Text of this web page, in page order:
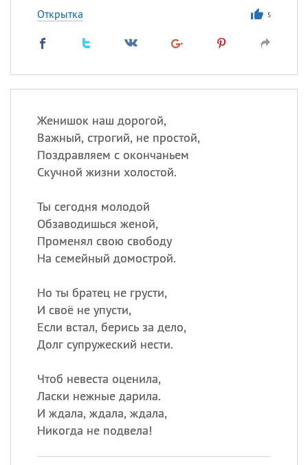
Открытка 5
Женишок наш дорогой,
Важный, строгий, не простой,
Поздравляем с окончаньем
Скучной жизни холостой.
Ты сегодня молодой
Обзаводишься женой,
Променял свою свободу
На семейный домострой.
Но ты братец не грусти,
И своё не упусти,
Если встал, берись за дело,
Долг супружеский нести.
Чтоб невеста оценила,
Ласки нежные дарила.
И ждала, ждала, ждала,
Никогда не подвела!